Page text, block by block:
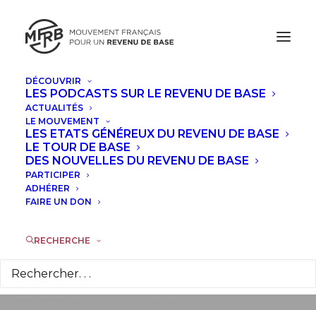
DÉCOUVRIR
LES PODCASTS SUR LE REVENU DE BASE
ACTUALITÉS
LE MOUVEMENT
LES ETATS GÉNÉREUX DU REVENU DE BASE
LE TOUR DE BASE
DES NOUVELLES DU REVENU DE BASE
PARTICIPER
ADHÉRER
FAIRE UN DON
RECHERCHE
Monsieur le
Président, osez le
partage des emplois
avec le revenu de
23 JANVIER 2016